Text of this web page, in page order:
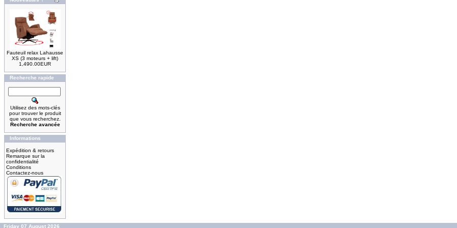
Fauteuil relax Lahausse
XS (3 moteurs + lift)
1,490.00EUR
Recherche rapide
Utilisez des mots-clés
pour trouver le produit
que vous recherchez.
Recherche avancée
Informations
Expédition & retours
Remarque sur la
confidentialité
Conditions
Contactez-nous
Friday 07 August 2026